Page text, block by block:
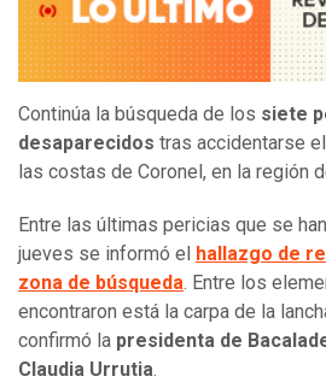
Continúa la búsqueda de los siete
desaparecidos tras accidentarse
las costas de Coronel, en la región
Entre las últimas pericias que se
jueves se informó el hallazgo de
zona de búsqueda. Entre los
encontraron está la carpa de la
confirmó la presidenta de
Claudia Urrutia.